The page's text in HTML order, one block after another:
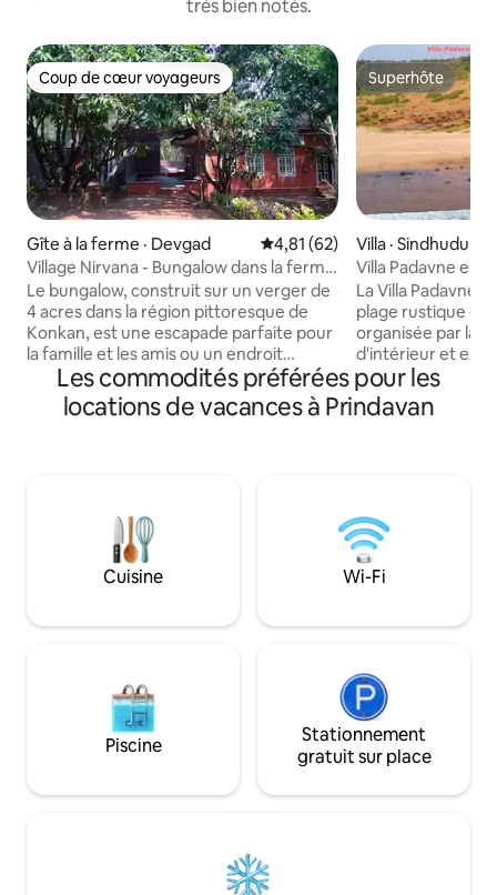
très bien notés.
Coup de cœur voyageurs
Coup de cœur voyageurs
Gîte à la ferme · Devgad Note moyenne de 4,81 sur 5,
4,81 (62)
Village Nirvana - Bungalow dans la ferme
de mangues
Le bungalow, construit sur un verger de
4 acres dans la région pittoresque de
Konkan, est une escapade parfaite pour
la famille et les amis ou un endroit
paisible pour « travailler à domicile » avec
un réseau Jio Airfiber. L'aéroport de
Sindhudurg et les attractions
Réveillez-vous au chant des oiseaux,
marchez au bord de la rivière ou saluez
les vaches qui passent pour aller paître.
Détendez-vous dans les hamacs ou
enfants adoreront la nature. Bienvenue
Superhôte
Superhôte
Villa · Sindhudurg
Villa Padavne en
Sindhudurg
La Villa Padavne
plage rustique et
organisée par la
d'intérieur et
Nandita Ghatge.
excentrique et
meubles à vélo
malwani locale. Vous trouverez
rarement cette
compris la plage
long que vous
Les commodités préférées pour les
locations de vacances à Prindavan
Cuisine Wi-Fi
Piscine
Stationnement
gratuit sur place